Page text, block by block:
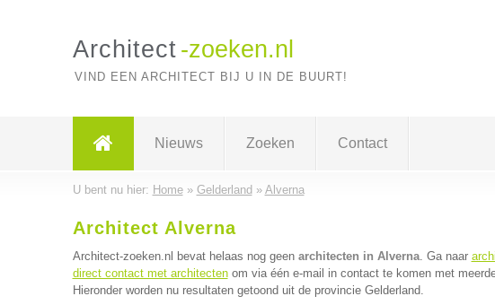
Architect -zoeken.nl
VIND EEN ARCHITECT BIJ U IN DE BUURT!
Nieuws Zoeken Contact
U bent nu hier: Home» Gelderland » Alverna
Architect Alverna
Architect-zoeken.nl bevat helaas nog geen architecten in Alverna. Ga naar
direct contact met architectenom via één e-mail in contact te komen met
Hieronder worden nu resultaten getoond uit de provincie Gelderland.